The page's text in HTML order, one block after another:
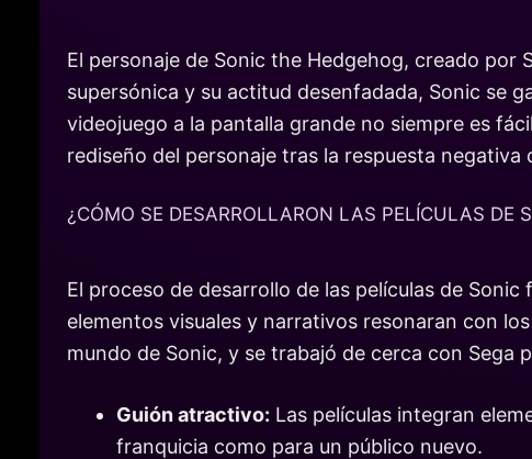
El personaje de Sonic the Hedgehog, creado por
supersónica y su actitud desenfadada, Sonic se
videojuego a la pantalla grande no siempre es
rediseño del personaje tras la respuesta
¿CÓMO SE DESARROLLARON LAS PELÍCULAS DE
El proceso de desarrollo de las películas de
elementos visuales y narrativos resonaran con
mundo de Sonic, y se trabajó de cerca con Sega
Guión atractivo: Las películas integran
franquicia como para un público nuevo.